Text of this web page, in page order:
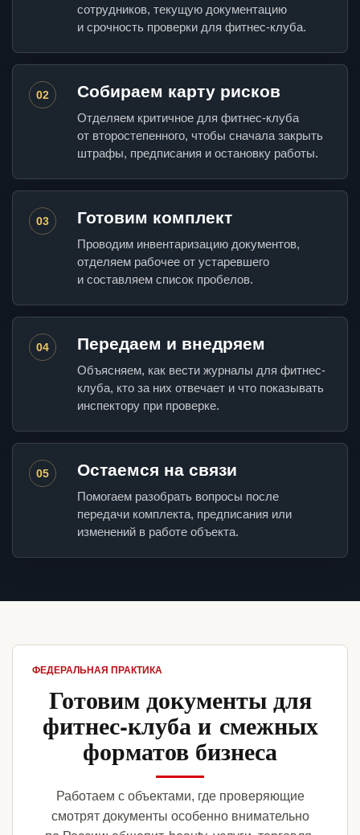
сотрудников, текущую документацию
и срочность проверки для фитнес-клуба.
02 Собираем карту рисков
Отделяем критичное для фитнес-клуба
от второстепенного, чтобы сначала закрыть
штрафы, предписания и остановку работы.
03 Готовим комплект
Проводим инвентаризацию документов,
отделяем рабочее от устаревшего
и составляем список пробелов.
04 Передаем и внедряем
Объясняем, как вести журналы для фитнес-
клуба, кто за них отвечает и что показывать
инспектору при проверке.
05 Остаемся на связи
Помогаем разобрать вопросы после
передачи комплекта, предписания или
изменений в работе объекта.
ФЕДЕРАЛЬНАЯ ПРАКТИКА
Готовим документы для
фитнес-клуба и смежных
форматов бизнеса
Работаем с объектами, где проверяющие
смотрят документы особенно внимательно